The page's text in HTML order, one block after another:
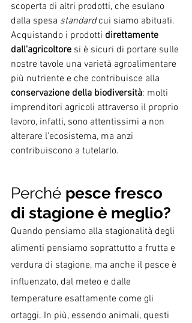
scoperta di altri prodotti, che esulano
dalla spesa standard cui siamo abituati.
Acquistando i prodotti direttamente
dall'agricoltore si è sicuri di portare sulle
nostre tavole una varietà agroalimentare
più nutriente e che contribuisce alla
conservazione della biodiversità: molti
imprenditori agricoli attraverso il proprio
lavoro, infatti, sono attentissimi a non
alterare l'ecosistema, ma anzi
contribuiscono a tutelarlo.
Perché pesce fresco
di stagione è meglio?
Quando pensiamo alla stagionalità degli
alimenti pensiamo soprattutto a frutta e
verdura di stagione, ma anche il pesce è
influenzato, dal meteo e dalle
temperature esattamente come gli
ortaggi. In più, essendo animali, questi